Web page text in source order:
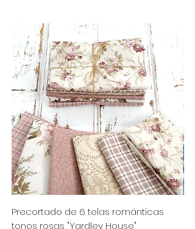
Precortado de 6 telas románticas
tonos rosas "Yardley House"